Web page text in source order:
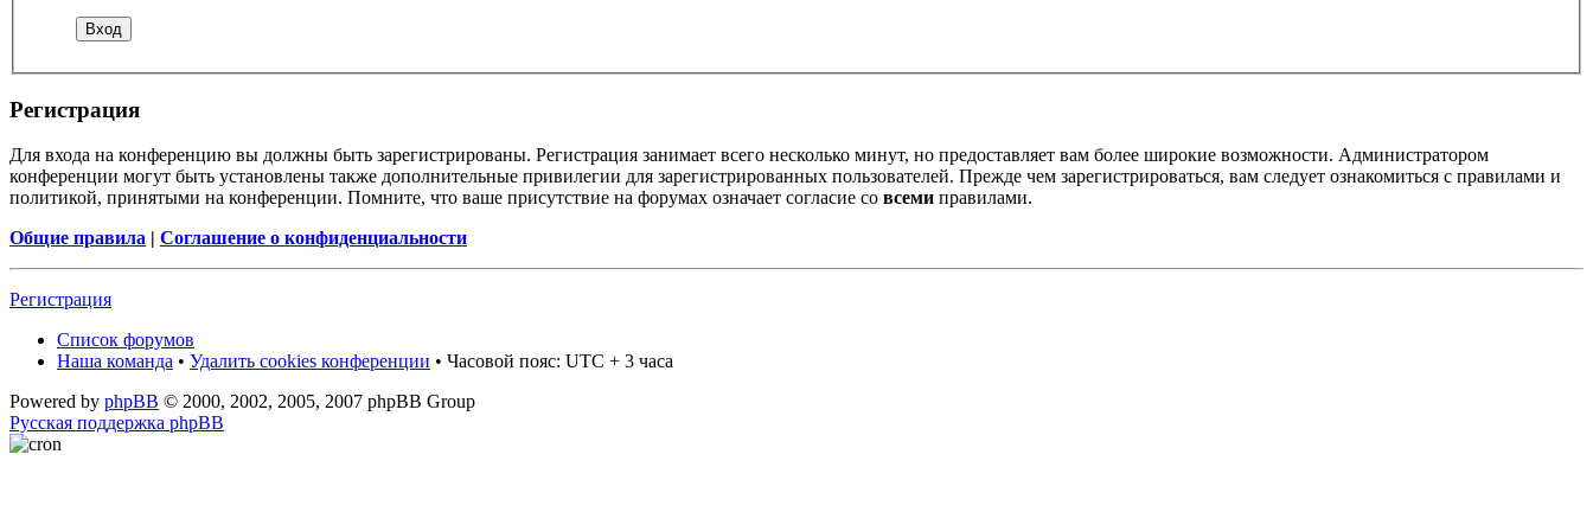
Регистрация
Для входа на конференцию вы должны быть зарегистрированы. Регистрация занимает всего несколько минут, но предоставляет вам более широкие возможности. Администратором
конференции могут быть установлены также дополнительные привилегии для зарегистрированных пользователей. Прежде чем зарегистрироваться, вам следует ознакомиться с правилами и
политикой, принятыми на конференции. Помните, что ваше присутствие на форумах означает согласие со всеми правилами.
Общие правила | Соглашение о конфиденциальности
Регистрация
Список форумов
Наша команда • Удалить cookies конференции • Часовой пояс: UTC + 3 часа
Powered by phpBB © 2000, 2002, 2005, 2007 phpBB Group
Русская поддержка phpBB